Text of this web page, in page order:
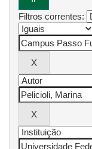
Filtros correntes: